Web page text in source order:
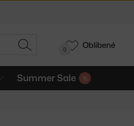
HLEDAT
Summer Sale
0 Oblíbené